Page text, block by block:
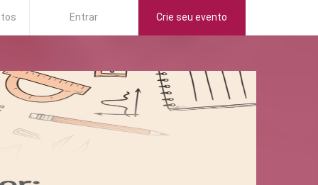
Entrar Crie seu evento